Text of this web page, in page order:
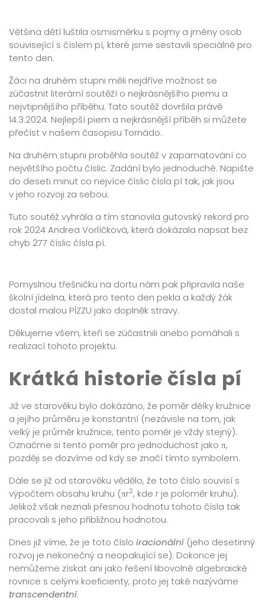
Většina dětí luštila osmisměrku s pojmy a jmény osob
související s číslem pí, které jsme sestavili speciálně pro
tento den.
Žáci na druhém stupni měli nejdříve možnost se
zúčastnit literární soutěží o nejkrásnějšího piemu a
nejvtipnějšího příběhu. Tato soutěž dovršila právě
14.3.2024. Nejlepší piem a nejkrásnější příběh si můžete
přečíst v našem časopisu Tornádo.
Na druhém stupni proběhla soutěž v zapamatování co
největšího počtu číslic. Zadání bylo jednoduché. Napište
do deseti minut co nejvíce číslic čísla pí tak, jak jsou
v jeho rozvoji za sebou.
Tuto soutěž vyhrála a tím stanovila gutovský rekord pro
rok 2024 Andrea Vorlíčková, která dokázala napsat bez
chyb 277 číslic čísla pí.
Pomyslnou třešničku na dortu nám pak připravila naše
školní jídelna, která pro tento den pekla a každý žák
dostal malou PÍZZU jako doplněk stravy.
Děkujeme všem, kteří se zúčastnili anebo pomáhali s
realizací tohoto projektu.
Krátká historie čísla pí
Již ve starověku bylo dokázáno, že poměr délky kružnice
a jejího průměru je konstantní (nezávisle na tom, jak
velký je průměr kružnice, tento poměr je vždy stejný).
Označme si tento poměr pro jednoduchost jako π,
později se dozvíme od kdy se značí tímto symbolem.
Dále se již od starověku vědělo, že toto číslo souvisí s
výpočtem obsahu kruhu (πr2, kde r je poloměr kruhu).
Jelikož však neznali přesnou hodnotu tohoto čísla tak
pracovali s jeho přibližnou hodnotou.
Dnes již víme, že je toto číslo iracionální(jeho desetinný
rozvoj je nekonečný a neopakující se). Dokonce jej
nemůžeme získat ani jako řešení libovolné algebraické
rovnice s celými koeficienty, proto jej také nazýváme
transcendentní.